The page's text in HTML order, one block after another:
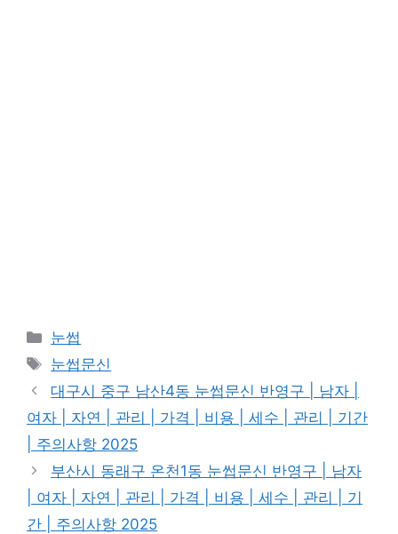
카
테
리
눈썹
태
그
눈썹문신
대구시 중구 남산4동 눈썹문신 반영구 | 남자 |
여자 | 자연 | 관리 | 가격 | 비용 | 세수 | 관리 | 기간
| 주의사항 2025
부산시 동래구 온천1동 눈썹문신 반영구 | 남자
| 여자 | 자연 | 관리 | 가격 | 비용 | 세수 | 관리 | 기
간 | 주의사항 2025